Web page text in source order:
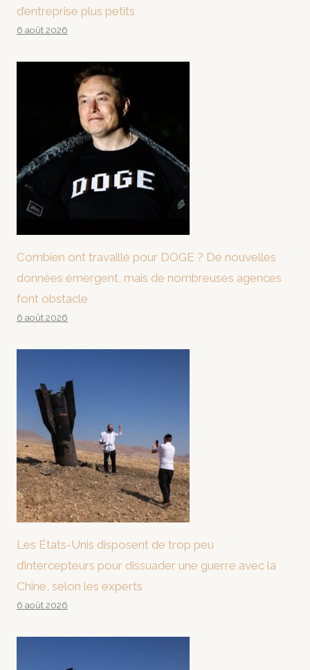
d’entreprise plus petits
6 août 2026
Combien ont travaillé pour DOGE ? De nouvelles
données émergent, mais de nombreuses agences
font obstacle
6 août 2026
Les États-Unis disposent de trop peu
d’intercepteurs pour dissuader une guerre avec la
Chine, selon les experts
6 août 2026